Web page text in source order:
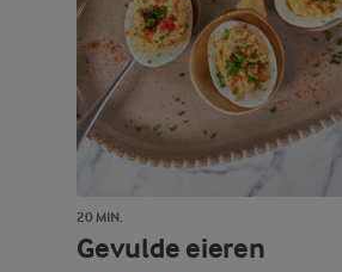
20 MIN.
Gevulde eieren